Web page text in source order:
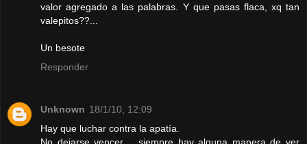
valor agregado a las palabras. Y que pasas flaca, xq tan
valepitos??...
Un besote
Responder
Unknown 18/1/10, 12:09
Hay que luchar contra la apatía.